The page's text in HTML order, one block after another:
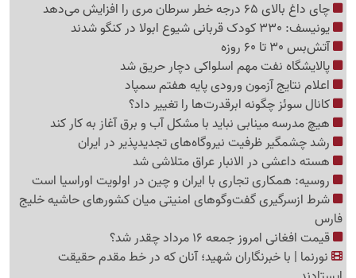
چای داغ بالای 65 درجه خطر سرطان مری را افزایش می‌دهد
یونیسف: 330 کودک قربانی شیوع ابولا در کنگو شدند
آتش‌بس 30 تا 60 روزه
پالایشگاه نفت مهم اسلواکی دچار حریق شد
اعلام نتایج آزمون ورودی پایه هفتم سمپاد
کانال سوئز چگونه ابرقدرت‌ها را تغییر داد؟
هیچ مدرسه مینابی نباید با مشکل آب و برق آغاز به کار کند
رشد چشمگیر ظرفیت نیروگاه‌های تجدیدپذیر در ایران
هسته داعشی در الانبار عراق متلاشی شد
روسیه: همکاری تجاری با ایران و چین در اولویت اوراسیا است
شرط ازسرگیری گفت‌وگوهای امنیتی میان کشورهای حاشیه خلیج
فارس
قیمت افغانی امروز جمعه 16 مرداد چقدر شد؟
نورنما | با خبرنگاران شهید؛ آنان که در خط مقدم حقیقت